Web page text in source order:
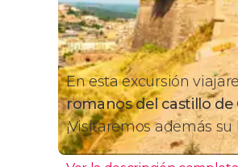
En esta excursión
romanos delcastillo de
¡Visitaremos además